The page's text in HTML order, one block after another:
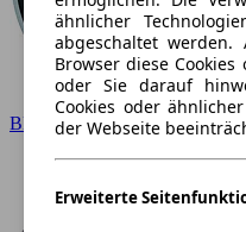
BMW
ähnlicher
abgeschaltet werden.
Browser diese
oder Sie darauf
Cookies oder
der Webseite
Erweiterte